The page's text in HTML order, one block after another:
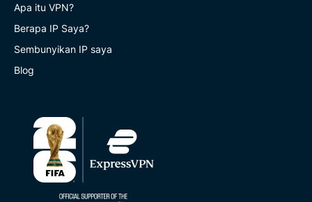
Apa itu VPN?
Berapa IP Saya?
Sembunyikan IP saya
Blog